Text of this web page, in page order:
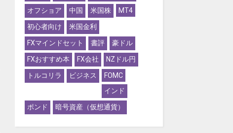
オフショア 中国 米国株 MT4
初心者向け 米国金利
FXマインドセット 書評 豪ドル
FXおすすめ本 FX会社 NZドル円
トルコリラ ビジネス
FOMC
インド
ポンド 暗号資産（仮想通貨）